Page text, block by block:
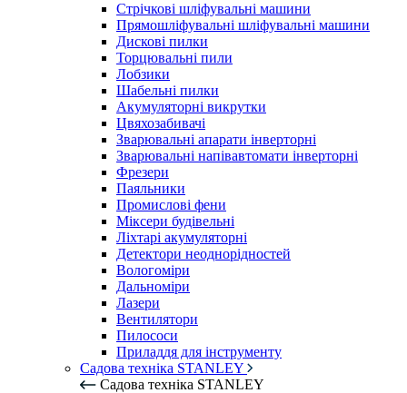
Стрічкові шліфувальні машини
Прямошліфувальні шліфувальні машини
Дискові пилки
Торцювальні пили
Лобзики
Шабельні пилки
Акумуляторні викрутки
Цвяхозабивачі
Зварювальні апарати інверторні
Зварювальні напівавтомати інверторні
Фрезери
Паяльники
Промислові фени
Міксери будівельні
Ліхтарі акумуляторні
Детектори неоднорідностей
Вологоміри
Дальноміри
Лазери
Вентилятори
Пилососи
Приладдя для інструменту
Садова техніка STANLEY
Садова техніка STANLEY